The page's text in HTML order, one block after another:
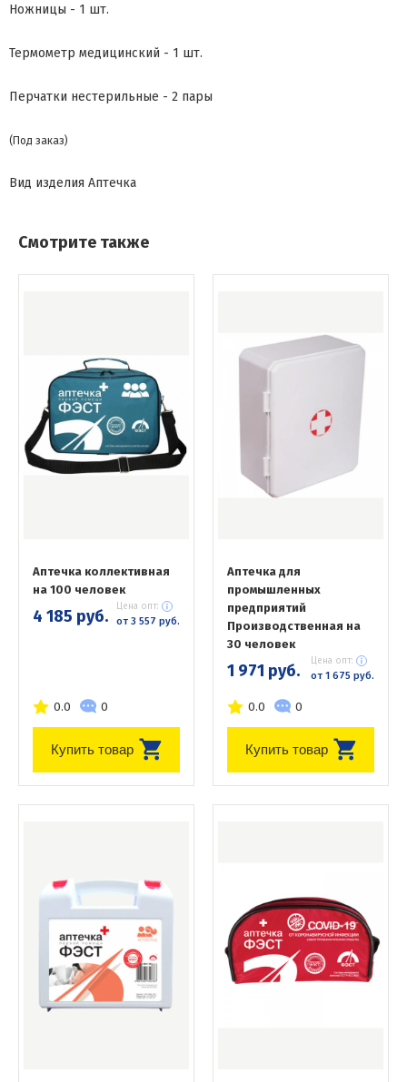
Ножницы - 1 шт.
Термометр медицинский - 1 шт.
Перчатки нестерильные - 2 пары
(Под заказ)
Вид изделия Аптечка
Смотрите также
Аптечка коллективная
на 100 человек
4 185 руб. Цена опт:
от 3 557 руб.
0.0 0
Купить товар
Аптечка для
промышленных
предприятий
Производственная на
30 человек
1 971 руб. Цена опт:
от 1 675 руб.
0.0 0
Купить товар